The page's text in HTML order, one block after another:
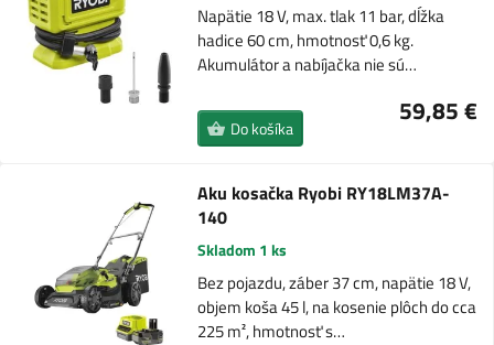
Napätie 18 V, max. tlak 11 bar, dĺžka
hadice 60 cm, hmotnosť 0,6 kg.
Akumulátor a nabíjačka nie sú…
59,85 €
Do košíka
Aku kosačka Ryobi RY18LM37A-
140
Skladom 1 ks
Bez pojazdu, záber 37 cm, napätie 18 V,
objem koša 45 l, na kosenie plôch do cca
225 m², hmotnosť s…